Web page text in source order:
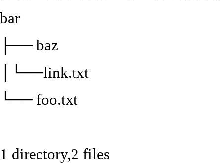
bar
├── baz
│└──link.txt
└── foo.txt
1 directory,2 files